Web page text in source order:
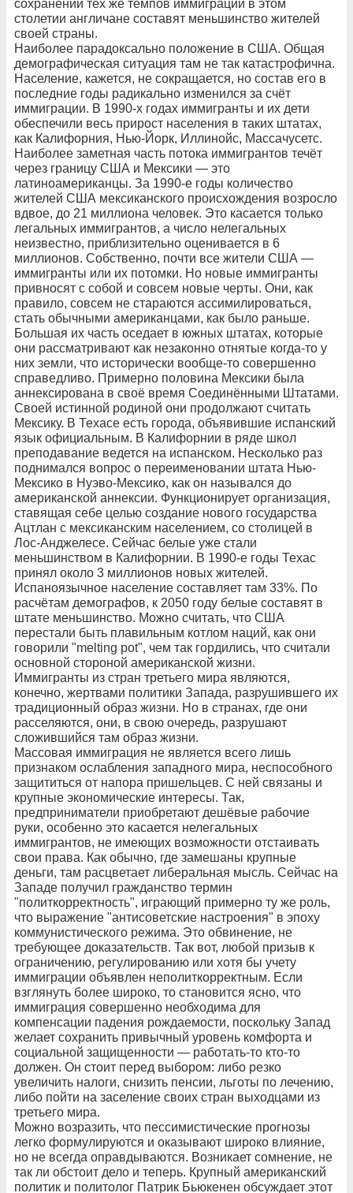
сохранении тех же темпов иммиграции в этом
столетии англичане составят меньшинство жителей
своей страны.
Наиболее парадоксально положение в США. Общая
демографическая ситуация там не так катастрофична.
Население, кажется, не сокращается, но состав его в
последние годы радикально изменился за счёт
иммиграции. В 1990-х годах иммигранты и их дети
обеспечили весь прирост населения в таких штатах,
как Калифорния, Нью-Йорк, Иллинойс, Массачусетс.
Наиболее заметная часть потока иммигрантов течёт
через границу США и Мексики — это
латиноамериканцы. За 1990-е годы количество
жителей США мексиканского происхождения возросло
вдвое, до 21 миллиона человек. Это касается только
легальных иммигрантов, а число нелегальных
неизвестно, приблизительно оценивается в 6
миллионов. Собственно, почти все жители США —
иммигранты или их потомки. Но новые иммигранты
привносят с собой и совсем новые черты. Они, как
правило, совсем не стараются ассимилироваться,
стать обычными американцами, как было раньше.
Большая их часть оседает в южных штатах, которые
они рассматривают как незаконно отнятые когда-то у
них земли, что исторически вообще-то совершенно
справедливо. Примерно половина Мексики была
аннексирована в своё время Соединёнными Штатами.
Своей истинной родиной они продолжают считать
Мексику. В Техасе есть города, объявившие испанский
язык официальным. В Калифорнии в ряде школ
преподавание ведется на испанском. Несколько раз
поднимался вопрос о переименовании штата Нью-
Мексико в Нуэво-Мексико, как он назывался до
американской аннексии. Функционирует организация,
ставящая себе целью создание нового государства
Ацтлан с мексиканским населением, со столицей в
Лос-Анджелесе. Сейчас белые уже стали
меньшинством в Калифорнии. В 1990-е годы Техас
принял около 3 миллионов новых жителей.
Испаноязычное население составляет там 33%. По
расчётам демографов, к 2050 году белые составят в
штате меньшинство. Можно считать, что США
перестали быть плавильным котлом наций, как они
говорили "melting pot", чем так гордились, что считали
основной стороной американской жизни.
Иммигранты из стран третьего мира являются,
конечно, жертвами политики Запада, разрушившего их
традиционный образ жизни. Но в странах, где они
расселяются, они, в свою очередь, разрушают
сложившийся там образ жизни.
Массовая иммиграция не является всего лишь
признаком ослабления западного мира, неспособного
защититься от напора пришельцев. С ней связаны и
крупные экономические интересы. Так,
предприниматели приобретают дешёвые рабочие
руки, особенно это касается нелегальных
иммигрантов, не имеющих возможности отстаивать
свои права. Как обычно, где замешаны крупные
деньги, там расцветает либеральная мысль. Сейчас на
Западе получил гражданство термин
"политкорректность", играющий примерно ту же роль,
что выражение "антисоветские настроения" в эпоху
коммунистического режима. Это обвинение, не
требующее доказательств. Так вот, любой призыв к
ограничению, регулированию или хотя бы учету
иммиграции объявлен неполиткорректным. Если
взглянуть более широко, то становится ясно, что
иммиграция совершенно необходима для
компенсации падения рождаемости, поскольку Запад
желает сохранить привычный уровень комфорта и
социальной защищенности — работать-то кто-то
должен. Он стоит перед выбором: либо резко
увеличить налоги, снизить пенсии, льготы по лечению,
либо пойти на заселение своих стран выходцами из
третьего мира.
Можно возразить, что пессимистические прогнозы
легко формулируются и оказывают широко влияние,
но не всегда оправдываются. Возникает сомнение, не
так ли обстоит дело и теперь. Крупный американский
политик и политолог Патрик Бьюкенен обсуждает этот